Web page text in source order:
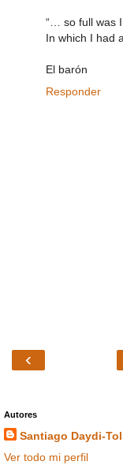
“… so full was
In which I had
El barón
Responder
‹
Autores
Santiago Daydi-
Ver todo mi perfil